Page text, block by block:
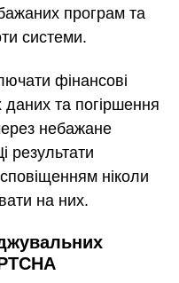
програм та
системи.
фінансові
даних та погіршення
небажане
результати
ніколи
на них.